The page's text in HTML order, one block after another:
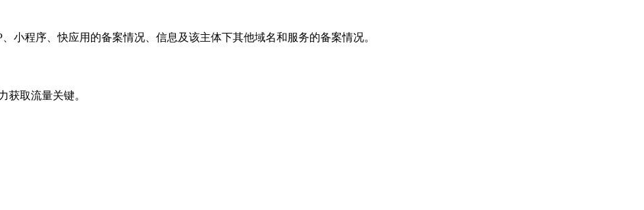
小程序、快应用的备案情况、信息及该主体下其他域名和服务的备案情况。
获取流量关键。